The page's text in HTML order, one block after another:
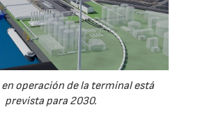
operación de la terminal está
prevista para 2030.